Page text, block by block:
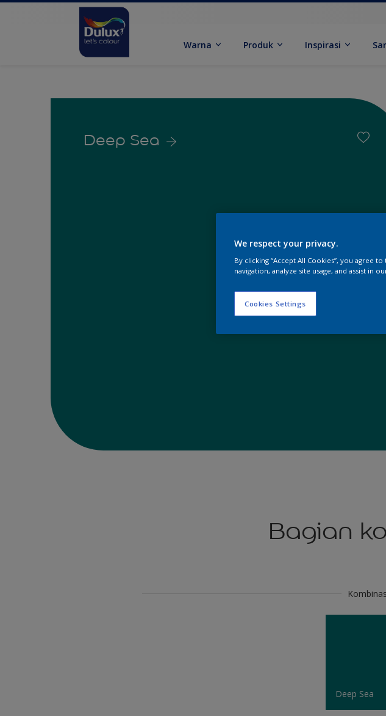
Warna Produk Inspirasi
Deep Sea
Bagian
Deep Sea
We respect your privacy.
By clicking “Accept All Cookies”, you agree
navigation, analyze site usage, and assist in
Cookies Settings